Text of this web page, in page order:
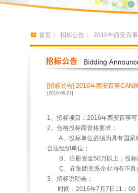
首页 〉 招标公告 〉 2016年西安百
[招标公告] 2016年西安百事CAN
[2016-06-27]
1、招标项目： 2016年西安百事
2、合格投标商资格要求：
A、投标单位必须为具有国
合法组织单位；
B、注册资金50万以上，投
C、在集团关系企业内有不
3、招标说明会：
时间： 2016年7 月 7 日 11 ： 00